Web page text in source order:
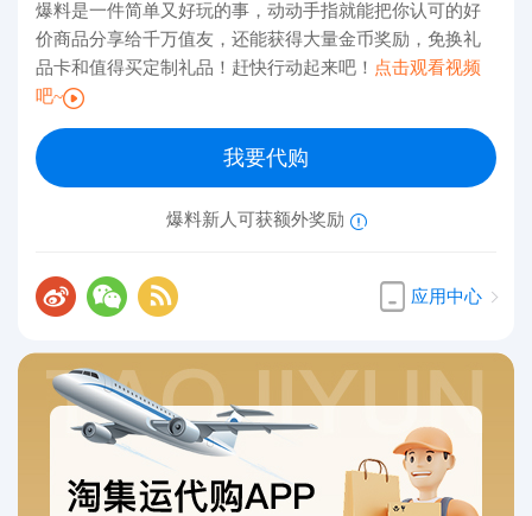
爆料是一件简单又好玩的事，动动手指就能把你认可的好
价商品分享给千万值友，还能获得大量金币奖励，免换礼
品卡和值得买定制礼品！赶快行动起来吧！ 点击观看视频
吧~
我要代购
爆料新人可获额外奖励
应用中心